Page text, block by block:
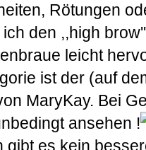
Rötungen
den ,,high
leicht
ist der (auf
MaryKay. Bei
ansehen !
gibt es kein